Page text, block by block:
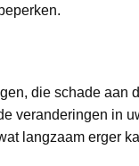
die schade
veranderingen in
langzaam erger